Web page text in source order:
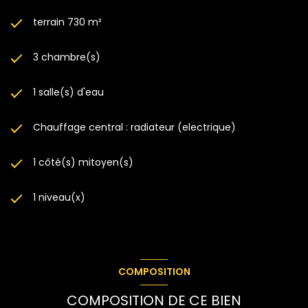
terrain 730 m²
3 chambre(s)
1 salle(s) d'eau
Chauffage central : radiateur (electrique)
1 côté(s) mitoyen(s)
1 niveau(x)
COMPOSITION
COMPOSITION DE CE BIEN